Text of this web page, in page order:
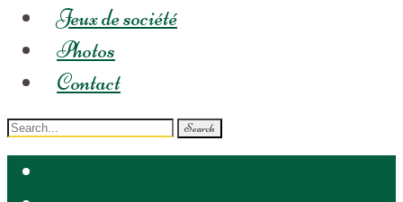
Jeux de société
Photos
Contact
Search
for: